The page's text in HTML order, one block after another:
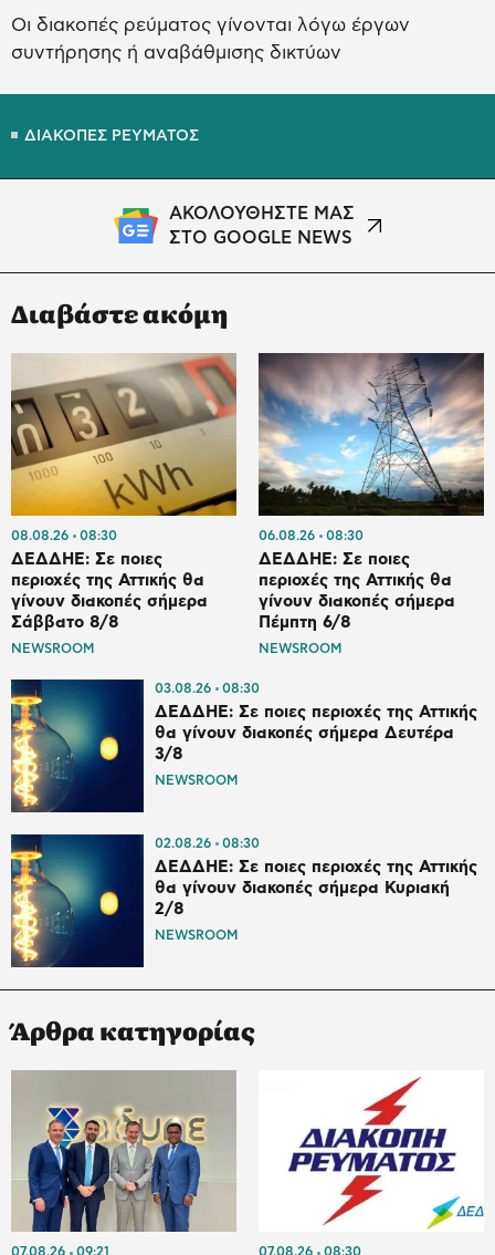
Οι διακοπές ρεύματος γίνονται λόγω έργων
συντήρησης ή αναβάθμισης δικτύων
ΔΙΑΚΟΠΕΣ ΡΕΥΜΑΤΟΣ
ΑΚΟΛΟΥΘΗΣΤΕ ΜΑΣ
ΣΤΟ GOOGLE NEWS
Διαβάστε ακόμη
08.08.26 08:30
ΔΕΔΔΗΕ: Σε ποιες
περιοχές της Αττικής θα
γίνουν διακοπές σήμερα
Σάββατο 8/8
NEWSROOM
06.08.26 08:30
ΔΕΔΔΗΕ: Σε ποιες
περιοχές της Αττικής θα
γίνουν διακοπές σήμερα
Πέμπτη 6/8
NEWSROOM
03.08.26 08:30
ΔΕΔΔΗΕ: Σε ποιες περιοχές της Αττικής
θα γίνουν διακοπές σήμερα Δευτέρα
3/8
NEWSROOM
02.08.26 08:30
ΔΕΔΔΗΕ: Σε ποιες περιοχές της Αττικής
θα γίνουν διακοπές σήμερα Κυριακή
2/8
NEWSROOM
Άρθρα κατηγορίας
07.08.26 09:21 07.08.26 08:30